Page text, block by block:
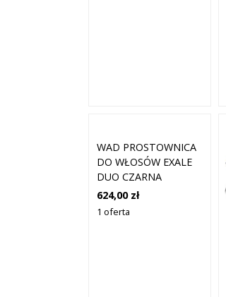
WAD PROSTOWNICA
DO WŁOSÓW EXALE
DUO CZARNA
624,00 zł
1 oferta